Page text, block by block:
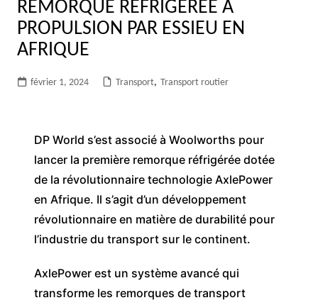
REMORQUE RÉFRIGÉRÉE À
PROPULSION PAR ESSIEU EN
AFRIQUE
février 1, 2024 Transport, Transport routier
DP World s’est associé à Woolworths pour
lancer la première remorque réfrigérée dotée
de la révolutionnaire technologie AxlePower
en Afrique. Il s’agit d’un développement
révolutionnaire en matière de durabilité pour
l’industrie du transport sur le continent.
AxlePower est un système avancé qui
transforme les remorques de transport